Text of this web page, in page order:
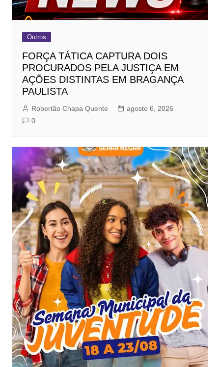
Outros
FORÇA TÁTICA CAPTURA DOIS
PROCURADOS PELA JUSTIÇA EM
AÇÕES DISTINTAS EM BRAGANÇA
PAULISTA
Robertão Chapa Quente
agosto 6, 2026
0